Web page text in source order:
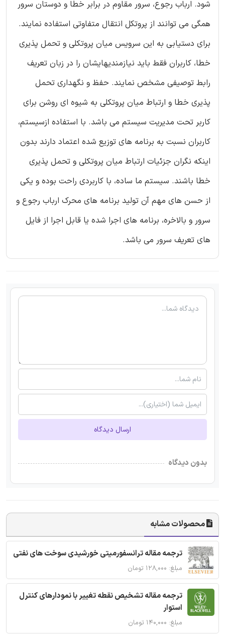
شود. ارباب رجوع، سرور مقاوم در برابر خطا و دوستان سرور
همگی می توانند از پروتکل انتقال متفاوتی استفاده نمایند.
برای دستیابی به این سرویس میان پروتکلی و تحمل پذیری
خطا، کاربران فقط باید نیازمندیهایشان را در زبان تعریف
رابط توصیفی مشخص نمایند. حفظ و نگهداری تحمل
پذیری خطا و ارتباط میان پروتکلی به شیوه ای روشن برای
کاربر تحت مدیریت سیستم می باشد. با استفاده ازسیستم،
کاربران نسبت به برنامه های توزیع شده اعتماد دارند بدون
اینکه نگران جزئیات ارتباط میان پروتکلی و تحمل پذیری
خطا باشند. سیستم ما ساده، با کاربردی راحت بوده و یکی
از حسن های مهم آن تولید برنامه های محرک ارباب رجوع و
سرور و بالاخره، برنامه های اجرا شده یا قابل اجرا از فایل
های تعریف سرور می باشد.
ارسال دیدگاه
بدون دیدگاه
محصولات مشابه
ترجمه مقاله ترانسفورمیتی خورشیدی سوخت های نفتی
مبلغ: ۱۲۸,۰۰۰ تومان
ترجمه مقاله تشخیص نقطه تغییر با نمودارهای کنترل
استوار
مبلغ: ۱۴۰,۰۰۰ تومان